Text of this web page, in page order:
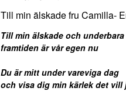
Till min älskade fru Camilla-
Till min älskade och
framtiden är vår egen nu
Du är mitt under vareviga dag
och visa dig min kärlek det vill